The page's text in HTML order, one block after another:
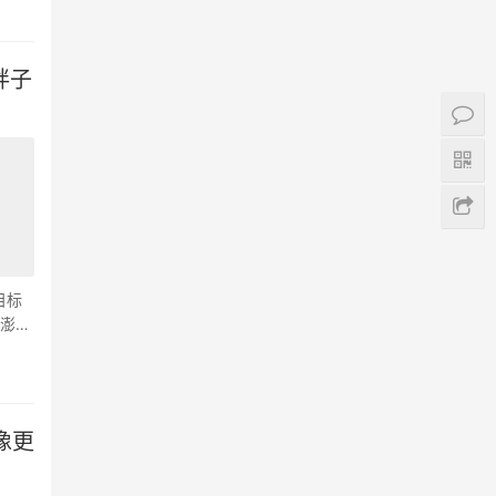
子
标
润
更